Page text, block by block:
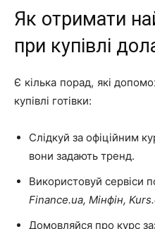
Як отримати
при купівлі
Є кілька порад, які
купівлі готівки:
Слідкуй за офіційним
вони задають тренд.
Використовуй сервіси
Finance.ua, Мінфін,
Домовляйся про курс